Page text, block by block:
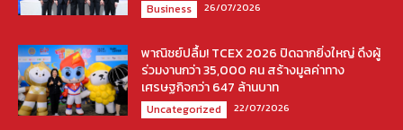
Business 26/07/2026
พาณิชย์ปลื้ม! TCEX 2026 ปิดฉากยิ่งใหญ่ ดึงผู้
ร่วมงานกว่า 35,000 คน สร้างมูลค่าทาง
เศรษฐกิจกว่า 647 ล้านบาท
Uncategorized 22/07/2026